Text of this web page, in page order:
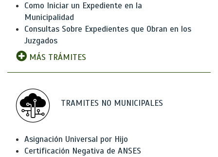
Como Iniciar un Expediente en la
Municipalidad
Consultas Sobre Expedientes que Obran en los
Juzgados
MÁS TRÁMITES
TRAMITES NO MUNICIPALES
Asignación Universal por Hijo
Certificación Negativa de ANSES